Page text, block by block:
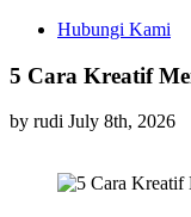
Hubungi Kami
5 Cara Kreatif
by rudi July 8th, 2026